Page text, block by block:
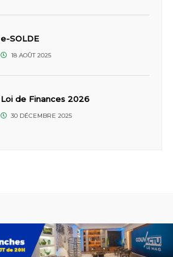
e-SOLDE
18 AOÛT 2025
Loi de Finances 2026
30 DÉCEMBRE 2025